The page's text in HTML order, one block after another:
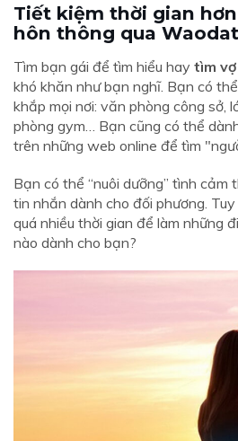
Tiết kiệm thời gian
hôn thông qua
Tìm bạn gái để tìm hiểu hay tìm
khó khăn như bạn nghĩ. Bạn có
khắp mọi nơi: văn phòng công sở,
phòng gym… Bạn cũng có thể
trên những web online để tìm
Bạn có thể “nuôi dưỡng” tình cảm
tin nhắn dành cho đối phương.
quá nhiều thời gian để làm những
nào dành cho bạn?